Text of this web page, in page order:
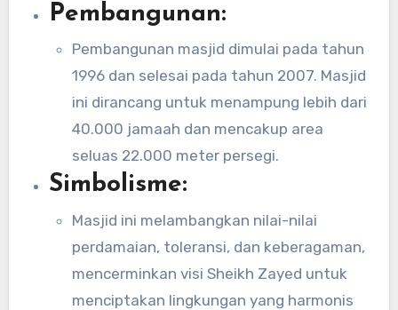
Pembangunan:
Pembangunan masjid dimulai pada tahun
1996 dan selesai pada tahun 2007. Masjid
ini dirancang untuk menampung lebih dari
40.000 jamaah dan mencakup area
seluas 22.000 meter persegi.
Simbolisme:
Masjid ini melambangkan nilai-nilai
perdamaian, toleransi, dan keberagaman,
mencerminkan visi Sheikh Zayed untuk
menciptakan lingkungan yang harmonis